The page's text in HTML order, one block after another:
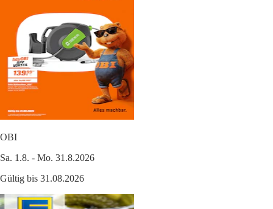
OBI
Sa. 1.8. - Mo. 31.8.2026
Gültig bis 31.08.2026